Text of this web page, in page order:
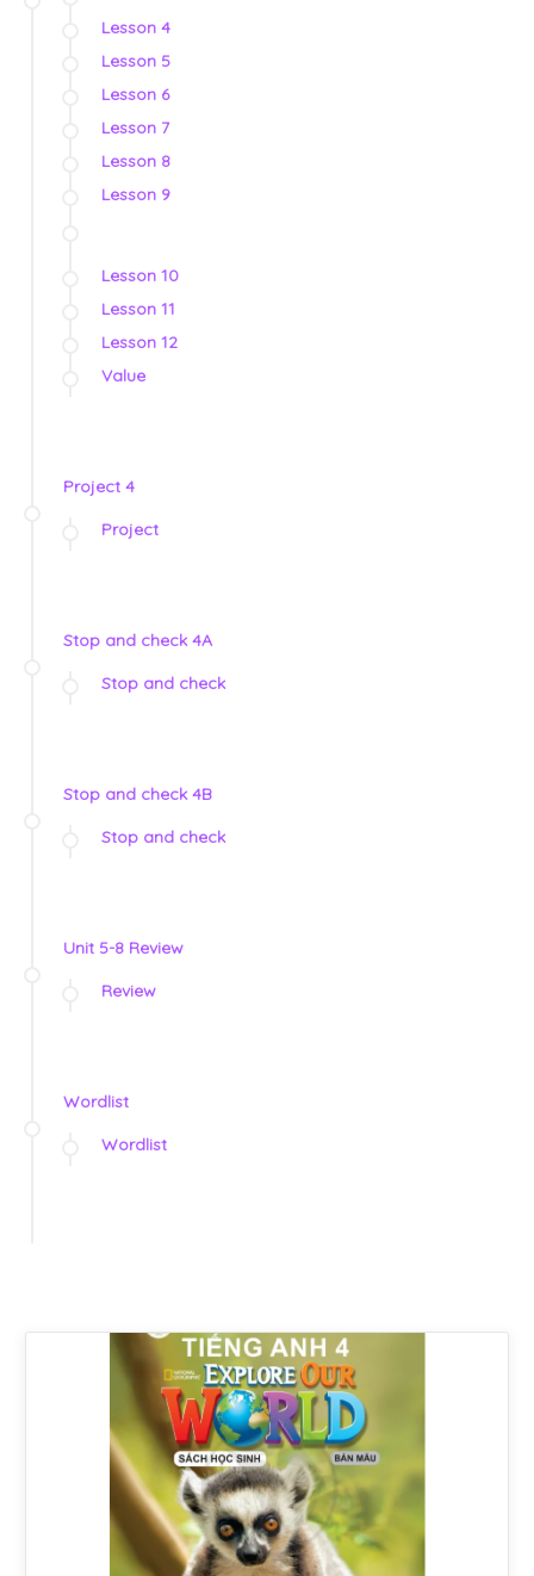
Lesson 4
Lesson 5
Lesson 6
Lesson 7
Lesson 8
Lesson 9
Lesson 10
Lesson 11
Lesson 12
Value
Project 4
Project
Stop and check 4A
Stop and check
Stop and check 4B
Stop and check
Unit 5-8 Review
Review
Wordlist
Wordlist